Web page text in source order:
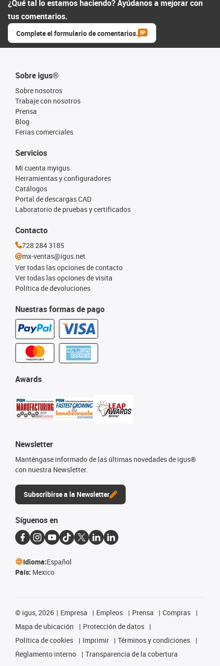
¿Qué tal lo estamos haciendo? Ayúdanos a mejorar con
tus comentarios.
Complete el formulario de comentarios.
Sobre igus®
Sobre nosotros
Trabaje con nosotros
Prensa
Blog
Ferias comerciales
Nuestras formas de pago
Servicios
Mi cuenta myigus
Herramientas y configuradores
Catálogos
Portal de descargas CAD
Laboratorio de pruebas y certificados
Awards
Newsletter
Manténgase informado de las últimas novedades de igus®
con nuestra Newsletter.
Subscribirse a la Newsletter
Contacto
728 284 3185
mx-ventas@igus.net
Ver todas las opciones de contacto
Ver todas las opciones de visita
Política de devoluciones
Síguenos en
Idioma:Español
País: Mexico
© igus, 2026 Empresa Empleos Prensa
Compras
Mapa de ubicación
Protección de datos
Política de cookies
Imprimir
Términos y condiciones
Reglamento interno
Transparencia de la cobertura